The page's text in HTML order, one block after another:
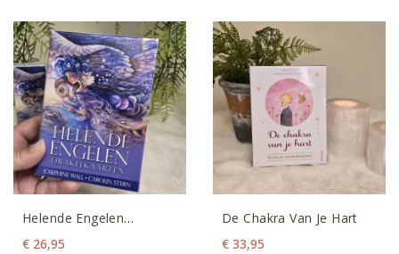
Helende Engelen
Orakelkaarten
€ 26,95
De Chakra Van Je Hart
€ 33,95